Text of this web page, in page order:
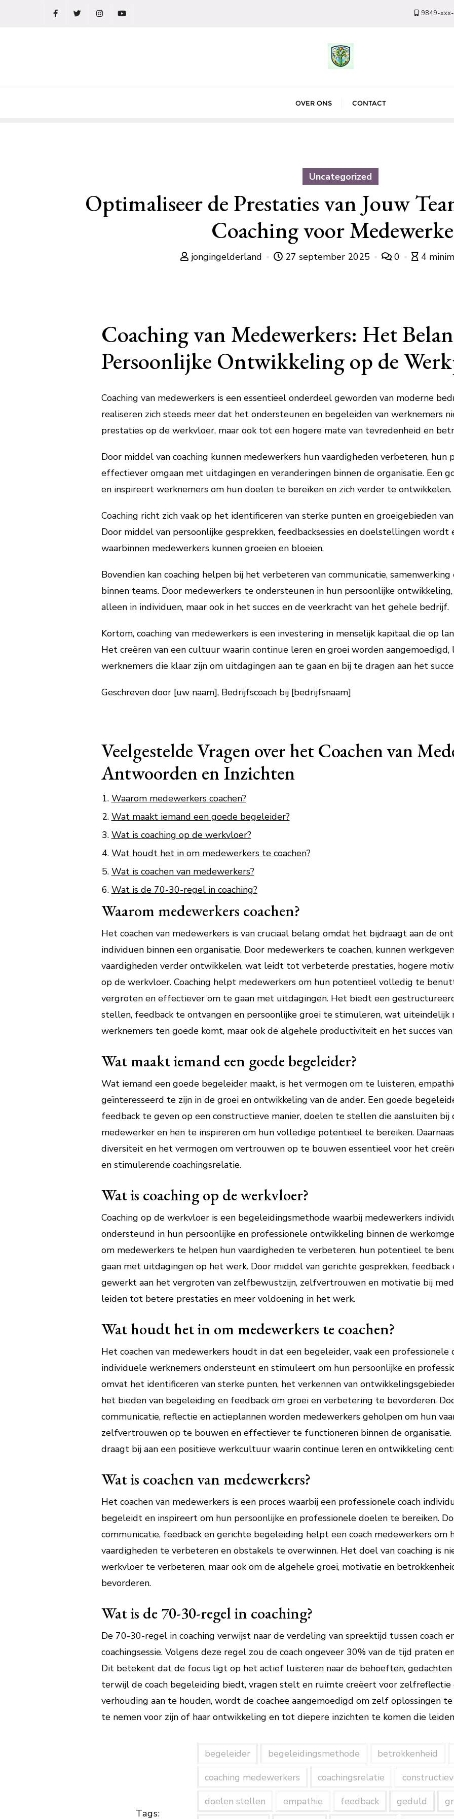
9849-
OVER ONS CONTACT
Uncategorized
Optimaliseer de Prestaties van Jouw
Coaching voor
jongingelderland 27 september 2025 0 4
Coaching van Medewerkers: Het
Persoonlijke Ontwikkeling op de
Coaching van medewerkers is een essentieel onderdeel geworden van moderne
realiseren zich steeds meer dat het ondersteunen en begeleiden van werknemers
prestaties op de werkvloer, maar ook tot een hogere mate van tevredenheid en
Door middel van coaching kunnen medewerkers hun vaardigheden verbeteren, hun
effectiever omgaan met uitdagingen en veranderingen binnen de organisatie. Een
en inspireert werknemers om hun doelen te bereiken en zich verder te ontwikkelen.
Coaching richt zich vaak op het identificeren van sterke punten en groeigebieden
Door middel van persoonlijke gesprekken, feedbacksessies en doelstellingen wordt
waarbinnen medewerkers kunnen groeien en bloeien.
Bovendien kan coaching helpen bij het verbeteren van communicatie,
binnen teams. Door medewerkers te ondersteunen in hun persoonlijke
alleen in individuen, maar ook in het succes en de veerkracht van het gehele bedrijf.
Kortom, coaching van medewerkers is een investering in menselijk kapitaal die op
Het creëren van een cultuur waarin continue leren en groei worden
werknemers die klaar zijn om uitdagingen aan te gaan en bij te dragen aan het
Geschreven door [uw naam], Bedrijfscoach bij [bedrijfsnaam]
Veelgestelde Vragen over het Coachen van
Antwoorden en Inzichten
Waarom medewerkers coachen?
Wat maakt iemand een goede begeleider?
Wat is coaching op de werkvloer?
Wat houdt het in om medewerkers te coachen?
Wat is coachen van medewerkers?
Wat is de 70-30-regel in coaching?
Waarom medewerkers coachen?
Het coachen van medewerkers is van cruciaal belang omdat het bijdraagt aan de
individuen binnen een organisatie. Door medewerkers te coachen, kunnen
vaardigheden verder ontwikkelen, wat leidt tot verbeterde prestaties, hogere
op de werkvloer. Coaching helpt medewerkers om hun potentieel volledig te
vergroten en effectiever om te gaan met uitdagingen. Het biedt een
stellen, feedback te ontvangen en persoonlijke groei te stimuleren, wat
werknemers ten goede komt, maar ook de algehele productiviteit en het succes
Wat maakt iemand een goede begeleider?
Wat iemand een goede begeleider maakt, is het vermogen om te luisteren,
geïnteresseerd te zijn in de groei en ontwikkeling van de ander. Een goede
feedback te geven op een constructieve manier, doelen te stellen die aansluiten bij
medewerker en hen te inspireren om hun volledige potentieel te bereiken.
diversiteit en het vermogen om vertrouwen op te bouwen essentieel voor het
en stimulerende coachingsrelatie.
Wat is coaching op de werkvloer?
Coaching op de werkvloer is een begeleidingsmethode waarbij medewerkers
ondersteund in hun persoonlijke en professionele ontwikkeling binnen de
om medewerkers te helpen hun vaardigheden te verbeteren, hun potentieel te
gaan met uitdagingen op het werk. Door middel van gerichte gesprekken,
gewerkt aan het vergroten van zelfbewustzijn, zelfvertrouwen en motivatie bij
leiden tot betere prestaties en meer voldoening in het werk.
Wat houdt het in om medewerkers te coachen?
Het coachen van medewerkers houdt in dat een begeleider, vaak een professionele
individuele werknemers ondersteunt en stimuleert om hun persoonlijke en
omvat het identificeren van sterke punten, het verkennen van
het bieden van begeleiding en feedback om groei en verbetering te bevorderen.
communicatie, reflectie en actieplannen worden medewerkers geholpen om hun
zelfvertrouwen op te bouwen en effectiever te functioneren binnen de organisatie.
draagt bij aan een positieve werkcultuur waarin continue leren en ontwikkeling
Wat is coachen van medewerkers?
Het coachen van medewerkers is een proces waarbij een professionele coach
begeleidt en inspireert om hun persoonlijke en professionele doelen te bereiken.
communicatie, feedback en gerichte begeleiding helpt een coach medewerkers
vaardigheden te verbeteren en obstakels te overwinnen. Het doel van coaching is
werkvloer te verbeteren, maar ook om de algehele groei, motivatie en
bevorderen.
Wat is de 70-30-regel in coaching?
De 70-30-regel in coaching verwijst naar de verdeling van spreektijd tussen coach
coachingsessie. Volgens deze regel zou de coach ongeveer 30% van de tijd praten
Dit betekent dat de focus ligt op het actief luisteren naar de behoeften, gedachten
terwijl de coach begeleiding biedt, vragen stelt en ruimte creëert voor zelfreflectie
verhouding aan te houden, wordt de coachee aangemoedigd om zelf oplossingen
te nemen voor zijn of haar ontwikkeling en tot diepere inzichten te komen die
Tags:
begeleider begeleidingsmethode betrokkenheid
coaching medewerkers
coachingsrelatie
doelen stellen
empathie feedback geduld